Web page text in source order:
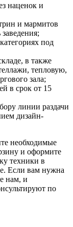
наценок и
и мармитов
под
в также
тепловую,
зала;
в срок от 15
линии раздачи
дизайн-
необходимые
и оформите
техники в
Если вам нужна
нам, и
по